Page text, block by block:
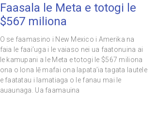
Faasala le Meta e totogi le
$567 miliona
O se faamasino i New Mexico i Amerika na
faia le faai’uga i le vaiaso nei ua faatonuina ai
le kamupani a le Meta e totogi le $567 miliona
ona o lona lē mafai ona lapata’ia tagata lautele
e faatatau i lamatiaga o le fanau mai le
auaunaga. Ua faamauina